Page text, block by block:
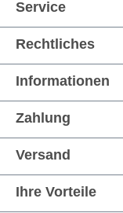
Service
Rechtliches
Informationen
Zahlung
Versand
Ihre Vorteile